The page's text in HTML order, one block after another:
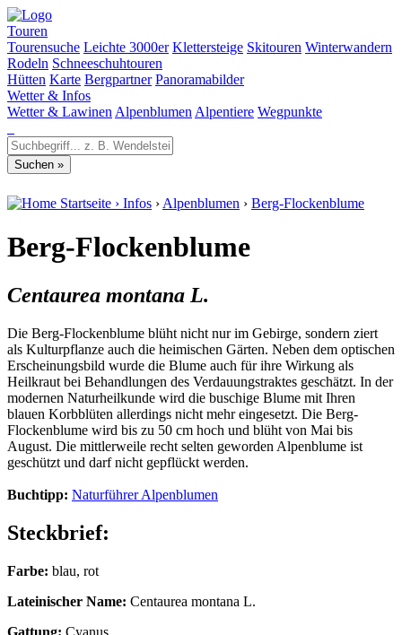
Touren
Tourensuche Leichte 3000er Klettersteige Skitouren Winterwandern
Rodeln Schneeschuhtouren
Hütten Karte Bergpartner Panoramabilder
Wetter & Infos
Wetter & Lawinen Alpenblumen Alpentiere Wegpunkte
Startseite › Infos › Alpenblumen › Berg-Flockenblume
Berg-Flockenblume
Centaurea montana L.
Die Berg-Flockenblume blüht nicht nur im Gebirge, sondern ziert
als Kulturpflanze auch die heimischen Gärten. Neben dem optischen
Erscheinungsbild wurde die Blume auch für ihre Wirkung als
Heilkraut bei Behandlungen des Verdauungstraktes geschätzt. In der
modernen Naturheilkunde wird die buschige Blume mit Ihren
blauen Korbblüten allerdings nicht mehr eingesetzt. Die Berg-
Flockenblume wird bis zu 50 cm hoch und blüht von Mai bis
August. Die mittlerweile recht selten geworden Alpenblume ist
geschützt und darf nicht gepflückt werden.
Buchtipp: Naturführer Alpenblumen
Steckbrief:
Farbe: blau, rot
Lateinischer Name: Centaurea montana L.
Gattung: Cyanus